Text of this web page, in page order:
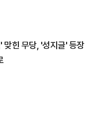
맞힌 무당, '성지글' 등장